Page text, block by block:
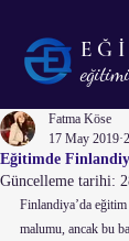
Eğitimde
Fatma Köse
17 May 2019
Güncelleme tarihi:
Finlandiya’da
malumu, ancak bu